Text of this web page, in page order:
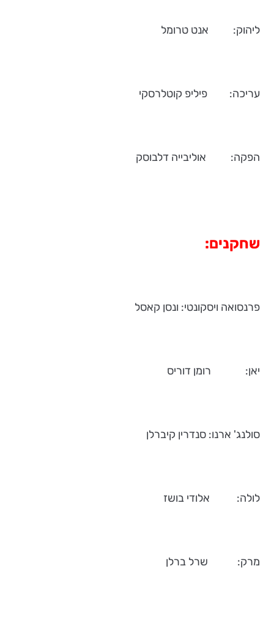
ליהוק: אנט טרומל
עריכה: פיליפ קוטלרסקי
הפקה: אוליבייה דלבוסק
שחקנים:
פרנסואה ויסקונטי: ונסן קאסל
יאן: רומן דוריס
סולנג' ארנו: סנדרין קיברלן
לולה: אלודי בושז
מרק: שרל ברלן